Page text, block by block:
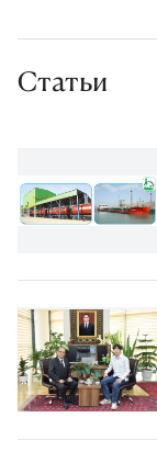
Статьи